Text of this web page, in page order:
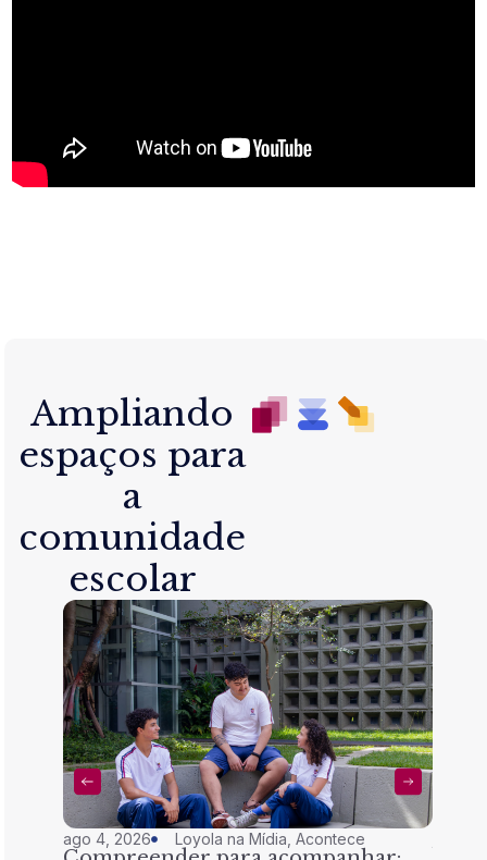
Ampliando
espaços para
a
comunidade
escolar
ago 4, 2026 Loyola na Mídia ,Acontece